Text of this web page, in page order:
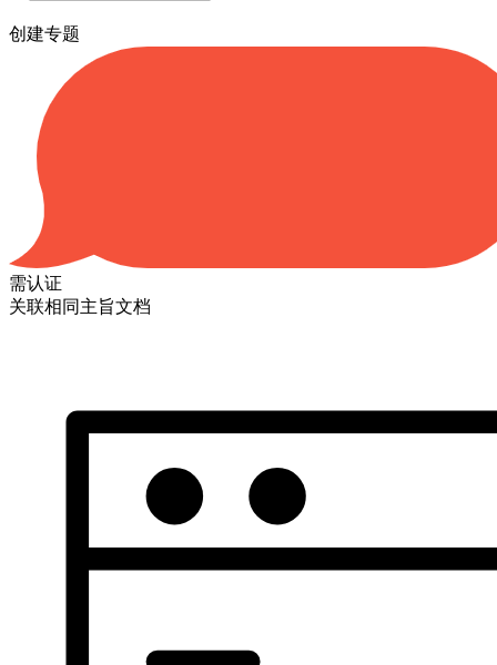
创建专题
需认证
关联相同主旨文档